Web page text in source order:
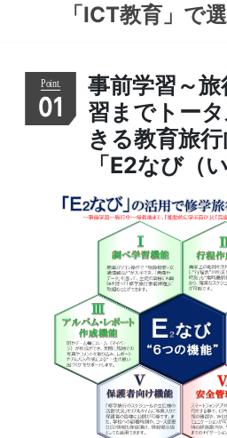
「ICT教育」 で
01
事前学習～
習までトー
きる教育旅
「E2なび（